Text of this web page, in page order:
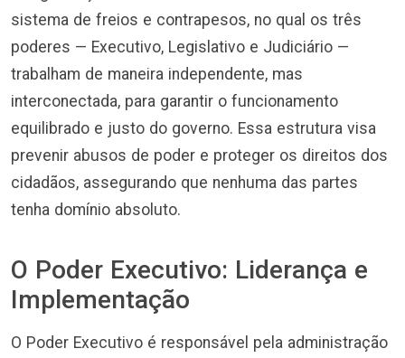
sistema de freios e contrapesos, no qual os três
poderes — Executivo, Legislativo e Judiciário —
trabalham de maneira independente, mas
interconectada, para garantir o funcionamento
equilibrado e justo do governo. Essa estrutura visa
prevenir abusos de poder e proteger os direitos dos
cidadãos, assegurando que nenhuma das partes
tenha domínio absoluto.
O Poder Executivo: Liderança e
Implementação
O Poder Executivo é responsável pela administração